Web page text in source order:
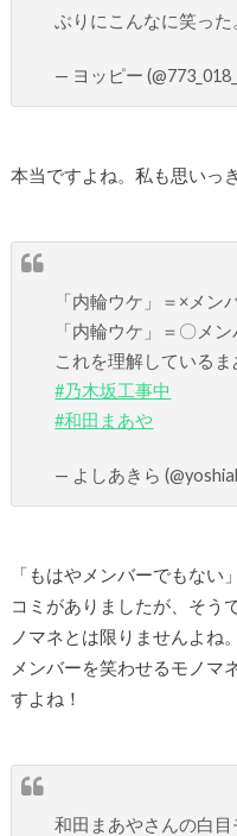
ぶりにこんなに笑った
— ヨッピー
本当ですよね。私も思いっ
「内輪ウケ」＝×メン
「内輪ウケ」＝〇メ
これを理解しているま
#乃木坂工事中
#和田まあや
— よしあきら
「もはやメンバーでもな
コミがありましたが、そう
ノマネとは限りませんよね。
メンバーを笑わせるモノマ
すよね！
和田まあやさんの白